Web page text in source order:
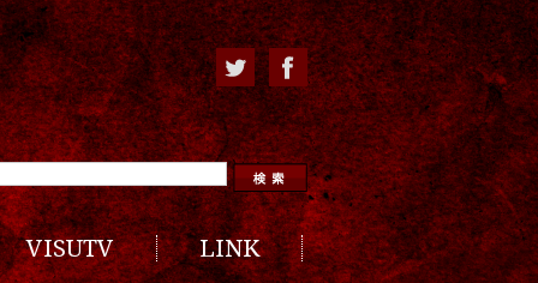
VISUTV LINK